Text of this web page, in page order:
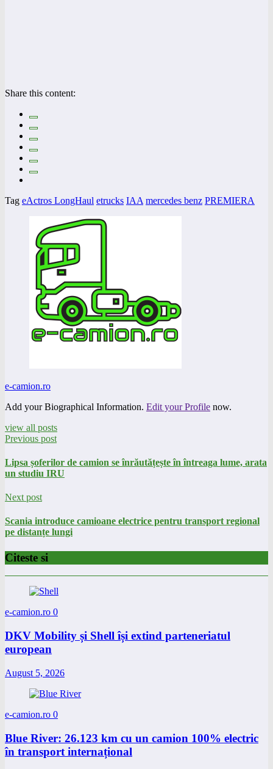
Share this content:
Tag eActros LongHaul etrucks IAA mercedes benz PREMIERA
e-camion.ro
Add your Biographical Information. Edit your Profile now.
view all posts
Previous post
Lipsa șoferilor de camion se înrăutățește în întreaga lume, arata
un studiu IRU
Next post
Scania introduce camioane electrice pentru transport regional
pe distanțe lungi
Citeste si
e-camion.ro 0
DKV Mobility și Shell își extind parteneriatul
european
August 5, 2026
e-camion.ro 0
Blue River: 26.123 km cu un camion 100% electric
în transport internațional